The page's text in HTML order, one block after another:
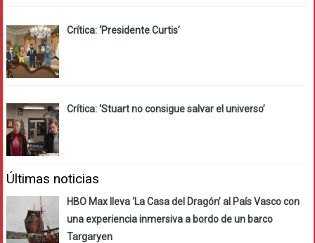
Crítica: ‘Presidente Curtis’
Crítica: ‘Stuart no consigue salvar el universo’
Últimas noticias
HBO Max lleva ‘La Casa del Dragón’ al País Vasco con
una experiencia inmersiva a bordo de un barco
Targaryen